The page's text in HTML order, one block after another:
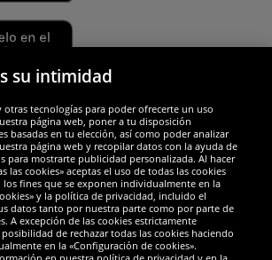
Galardones
su intimidad
otras tecnologías para poder ofrecerte un uso
página web, poner a tu disposición
basadas en tu elección, así como poder analizar
página web y recopilar datos con la ayuda de
para mostrarte publicidad personalizada. Al hacer
las cookies» aceptas el uso de todas las cookies
los fines que se exponen individualmente en la
y la política de privacidad, incluido el
datos tanto por nuestra parte como por parte de
A excepción de las cookies estrictamente
posibilidad de rechazar todas las cookies haciendo
en la «Configuración de cookies».